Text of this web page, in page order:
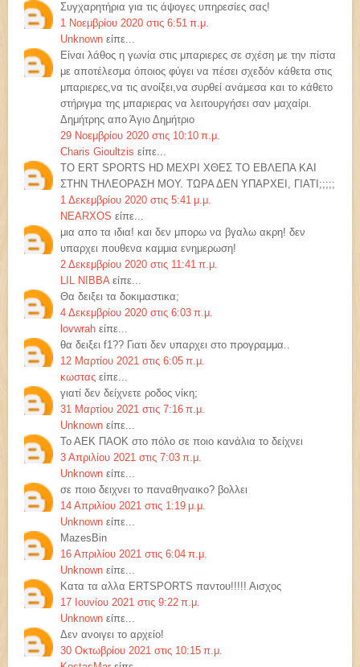
Συγχαρητήρια για τις άψογες υπηρεσίες σας!
1 Νοεμβρίου 2020 στις 6:51 π.μ.
Unknown είπε...
Είναι λάθος η γωνία στις μπαριερες σε σχέση με την πίστα
με αποτέλεσμα όποιος φύγει να πέσει σχεδόν κάθετα στις
μπαριερες,να τις ανοίξει,να συρθεί ανάμεσα και το κάθετο
στήριγμα της μπαριερας να λειτουργήσει σαν μαχαίρι.
Δημήτρης απο Άγιο Δημήτριο
29 Νοεμβρίου 2020 στις 10:10 π.μ.
Charis Gioultzis είπε...
ΤΟ ERT SPORTS HD ΜΕΧΡΙ ΧΘΕΣ ΤΟ ΕΒΛΕΠΑ ΚΑΙ
ΣΤΗΝ ΤΗΛΕΟΡΑΣΗ ΜΟΥ. ΤΩΡΑ ΔΕΝ ΥΠΑΡΧΕΙ, ΓΙΑΤΙ;;;;;
1 Δεκεμβρίου 2020 στις 5:41 μ.μ.
NEARXOS είπε...
μια απο τα ιδια! και δεν μπορω να βγαλω ακρη! δεν
υπαρχει πουθενα καμμια ενημερωση!
2 Δεκεμβρίου 2020 στις 11:41 π.μ.
LIL NIBBAείπε...
Θα δειξει τα δοκιμαστικα;
4 Δεκεμβρίου 2020 στις 6:03 π.μ.
lovwrah είπε...
θα δειξει f1?? Γιατι δεν υπαρχει στο προγραμμα..
12 Μαρτίου 2021 στις 6:05 π.μ.
κωστας είπε...
γιατί δεν δείχνετε ροδος νίκη;
31 Μαρτίου 2021 στις 7:16 π.μ.
Unknown είπε...
Το ΑΕΚ ΠΑΟΚ στο πόλο σε ποιο κανάλια το δείχνει
3 Απριλίου 2021 στις 7:03 π.μ.
Unknown είπε...
σε ποιο δειχνει το παναθηναικο? βολλει
14 Απριλίου 2021 στις 1:19 μ.μ.
Unknown είπε...
MazesBin
16 Απριλίου 2021 στις 6:04 π.μ.
Unknown είπε...
Κατα τα αλλα ERTSPORTS παντου!!!!! Αισχος
17 Ιουνίου 2021 στις 9:22 π.μ.
Unknown είπε...
Δεν ανοιγει το αρχείο!
30 Οκτωβρίου 2021 στις 10:15 π.μ.